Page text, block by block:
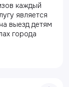
каждый
является
выезд детям
города